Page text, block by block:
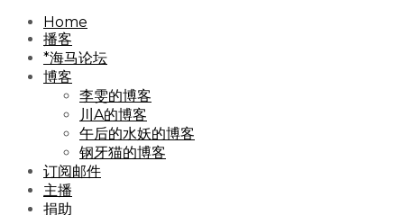
Home
播客
*海马论坛
博客
李雯的博客
川A的博客
午后的水妖的博客
钢牙猫的博客
订阅邮件
主播
捐助